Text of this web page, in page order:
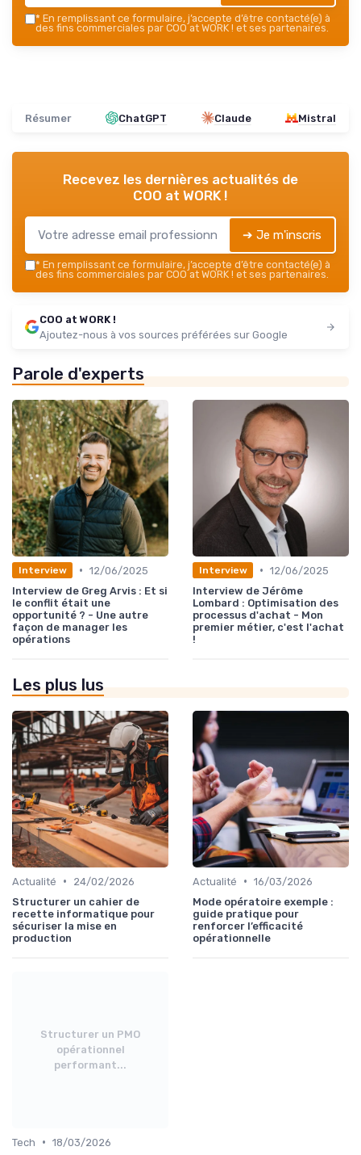
* En remplissant ce formulaire, j’accepte d’être contacté(e) à
des fins commerciales par COO at WORK ! et ses partenaires.
Résumer ChatGPT Claude Mistral
Recevez les dernières actualités de
COO at WORK !
➔ Je m'inscris
* En remplissant ce formulaire, j’accepte d’être contacté(e) à
des fins commerciales par COO at WORK ! et ses partenaires.
COO at WORK !
Ajoutez-nous à vos sources préférées sur Google
Parole d'experts
Interview • 12/06/2025
Interview de Greg Arvis : Et si
le conflit était une
opportunité ? - Une autre
façon de manager les
opérations
Interview • 12/06/2025
Interview de Jérôme
Lombard : Optimisation des
processus d'achat - Mon
premier métier, c'est l'achat
!
Les plus lus
Actualité •
24/02/2026
Structurer un cahier de
recette informatique pour
sécuriser la mise en
production
Actualité • 16/03/2026
Mode opératoire exemple :
guide pratique pour
renforcer l’efficacité
opérationnelle
Structurer un PMO
opérationnel
performant...
Tech • 18/03/2026